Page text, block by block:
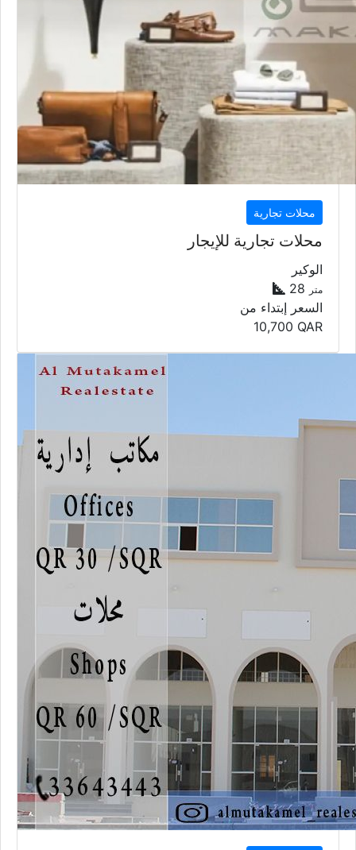
محلات تجارية
محلات تجارية للإيجار
الوكير
28
متر
السعر إبتداء من
10,700 QAR